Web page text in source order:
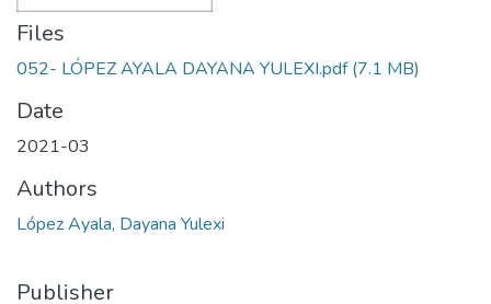
Files
052- LÓPEZ AYALA DAYANA YULEXI.pdf(7.1 MB)
Date
2021-03
Authors
López Ayala, Dayana Yulexi
Publisher